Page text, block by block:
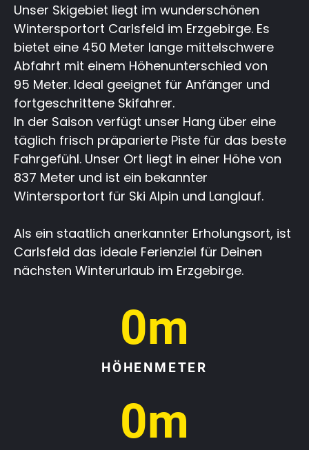
Unser Skigebiet liegt im wunderschönen
Wintersportort Carlsfeld im Erzgebirge. Es
bietet eine 450 Meter lange mittelschwere
Abfahrt mit einem Höhenunterschied von
95 Meter. Ideal geeignet für Anfänger und
fortgeschrittene Skifahrer.
In der Saison verfügt unser Hang über eine
täglich frisch präparierte Piste für das beste
Fahrgefühl. Unser Ort liegt in einer Höhe von
837 Meter und ist ein bekannter
Wintersportort für Ski Alpin und Langlauf.
Als ein staatlich anerkannter Erholungsort, ist
Carlsfeld das ideale Ferienziel für Deinen
nächsten Winterurlaub im Erzgebirge.
HÖHENMETER
0m
0m